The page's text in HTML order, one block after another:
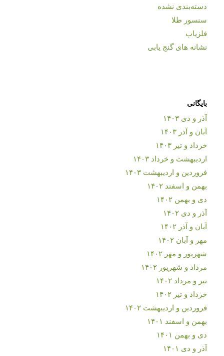
دسته‌بندی نشده
سنسور طلا
فلزیاب
نشانه های گنج یابی
بایگانی
آذر و دی ۱۴۰۳
آبان و آذر ۱۴۰۳
خرداد و تیر ۱۴۰۳
اردیبهشت و خرداد ۱۴۰۳
فروردین و اردیبهشت ۱۴۰۳
بهمن و اسفند ۱۴۰۲
دی و بهمن ۱۴۰۲
آذر و دی ۱۴۰۲
آبان و آذر ۱۴۰۲
مهر و آبان ۱۴۰۲
شهریور و مهر ۱۴۰۲
مرداد و شهریور ۱۴۰۲
تیر و مرداد ۱۴۰۲
خرداد و تیر ۱۴۰۲
فروردین و اردیبهشت ۱۴۰۲
بهمن و اسفند ۱۴۰۱
دی و بهمن ۱۴۰۱
آذر و دی ۱۴۰۱